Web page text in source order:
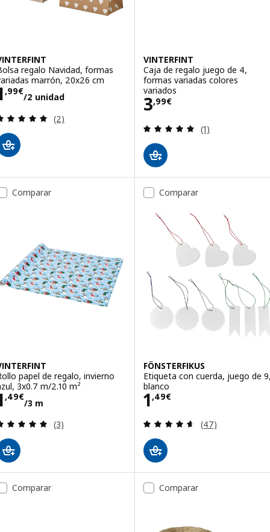
regalo Navidad, formas
marrón, 20x26 cm
,99€
/2 unidad1,99€/2 unidad
Revisa: 5 de 5 estrellas. Total opiniones:
(2)
VINTERFINT
Caja de regalo juego de 4,
formas variadas colores
variados
3,99€
Precio 3,99€
Revisa: 5 de 5
(1)
Comparar
papel de regalo, invierno
3x0.7 m/2.10 m²
,49€
/3 m 1,49€/3 m
Revisa: 5 de 5 estrellas. Total opiniones:
(3)
Comparar
FÖNSTERFIKUS
Etiqueta con cuerda, juego de
blanco
1,49€
Precio 1,49€
Revisa: 4.6 de
(47)
Comparar Comparar